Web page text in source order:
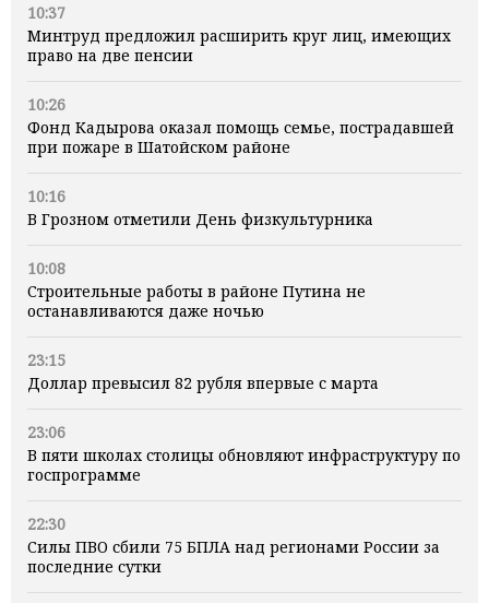
10:37
Минтруд предложил расширить круг лиц, имеющих
право на две пенсии
10:26
Фонд Кадырова оказал помощь семье, пострадавшей
при пожаре в Шатойском районе
10:16
В Грозном отметили День физкультурника
10:08
Строительные работы в районе Путина не
останавливаются даже ночью
23:15
Доллар превысил 82 рубля впервые с марта
23:06
В пяти школах столицы обновляют инфраструктуру по
госпрограмме
22:30
Силы ПВО сбили 75 БПЛА над регионами России за
последние сутки